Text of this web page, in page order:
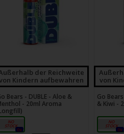
der Reichweite
Kindern aufbewahren
Bears - DUBLE - Aloe &
- 20ml Aroma
20ml
0x
von
Go
& Kiwi -
20ml
0x